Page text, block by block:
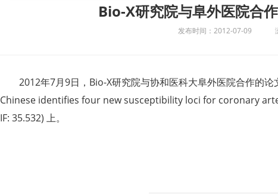
Bio-X研究院与阜外医院合
发布时间：2012-07-09
2012年7月9日，Bio-X研究院与协和医科大阜外医院合作的
Chinese identifies four new susceptibility loci for coronary
IF: 35.532) 上。